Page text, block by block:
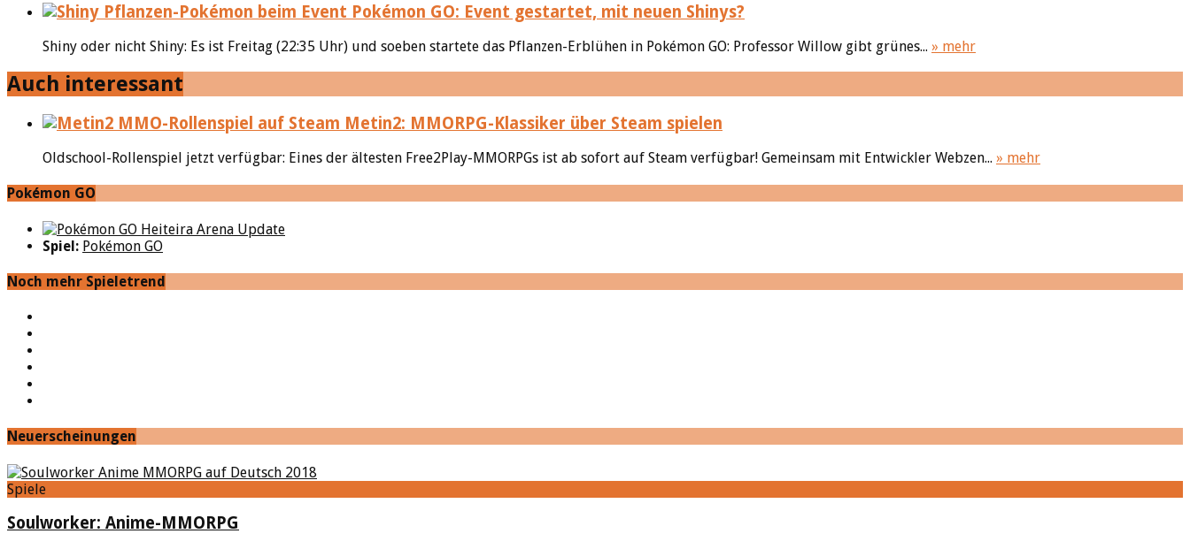
Pokémon GO: Event gestartet, mit neuen Shinys?
Shiny oder nicht Shiny: Es ist Freitag (22:35 Uhr) und soeben startete das Pflanzen-Erblühen in Pokémon GO: Professor Willow gibt grünes... » mehr
Auch interessant
Metin2: MMORPG-Klassiker über Steam spielen
Oldschool-Rollenspiel jetzt verfügbar: Eines der ältesten Free2Play-MMORPGs ist ab sofort auf Steam verfügbar! Gemeinsam mit Entwickler Webzen... » mehr
Pokémon GO
Spiel: Pokémon GO
Noch mehr Spieletrend
Neuerscheinungen
Spiele
Soulworker: Anime-MMORPG